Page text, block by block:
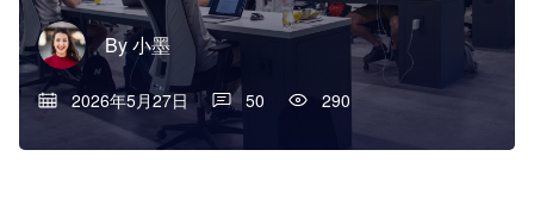
By小墨
2026年5月27日 50 290